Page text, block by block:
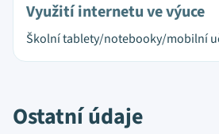
Využití internetu ve výuce
Školní tablety/notebooky/mobilní
Ostatní údaje